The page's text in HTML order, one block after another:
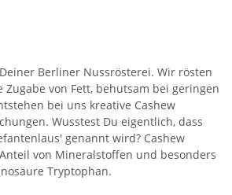
Berliner Nussrösterei. Wir rösten
Zugabe von Fett, behutsam bei geringen
bei uns kreative Cashew
Wusstest Du eigentlich, dass
genannt wird? Cashew
von Mineralstoffen und besonders
Tryptophan.